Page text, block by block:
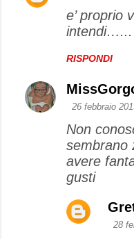
e’ proprio
intendi…...
RISPONDI
26 febbraio
Non
sembrano
avere
gusti
28